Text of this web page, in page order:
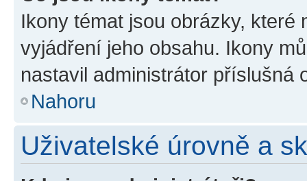
Ikony témat jsou obrázky,
vyjádření jeho obsahu. Ikony
nastavil administrátor příslušná
Nahoru
Uživatelské úrovně a